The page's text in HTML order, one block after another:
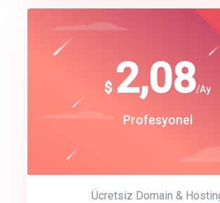
crm auto cync
track energy costs
Get Started
$ 2,08/Ay
Profesyonel
Ücretsiz Domain &
$
180
Start Up
Best Choice